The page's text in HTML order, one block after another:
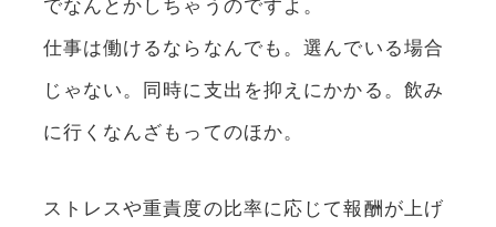
仕事は働けるならなんでも。選んでいる場合
じゃない。同時に支出を抑えにかかる。飲み
に行くなんざもってのほか。
ストレスや重責度の比率に応じて報酬が上げ